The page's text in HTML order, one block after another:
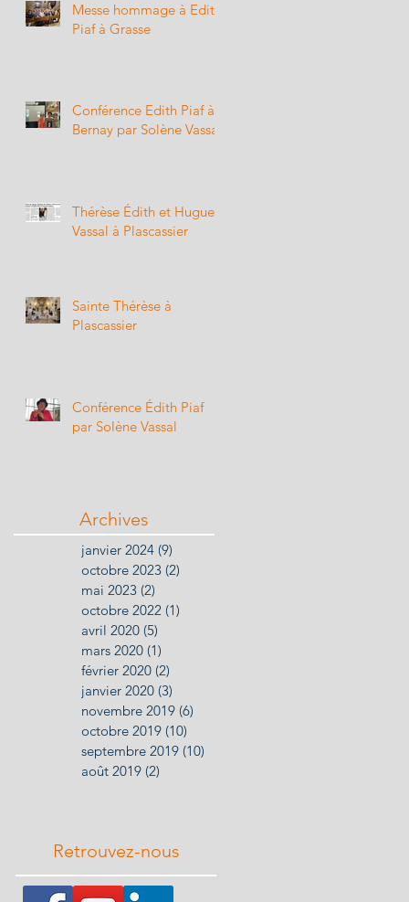
Messe hommage à Edith
Piaf à Grasse
Conférence Edith Piaf à
Bernay par Solène Vassal
Thérèse Édith et Hugues
Vassal à Plascassier
Sainte Thérèse à
Plascassier
Conférence Édith Piaf
par Solène Vassal
Archives
janvier 2024 (9)
octobre 2023 (2)
mai 2023 (2)
octobre 2022 (1)
avril 2020 (5)
mars 2020 (1)
février 2020 (2)
janvier 2020 (3)
novembre 2019 (6)
octobre 2019 (10)
septembre 2019 (10)
août 2019 (2)
Retrouvez-nous